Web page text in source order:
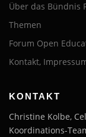
Über das Bündnis
Themen
Forum Open
Kontakt,
KONTAKT
Christine Kolbe,
Koordinations-